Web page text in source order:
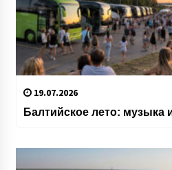
19.07.2026
Балтийское лето: музыка